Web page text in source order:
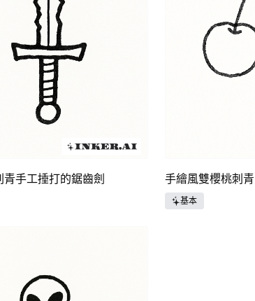
手工捶打的鋸齒劍 手繪風雙櫻桃刺青
基本